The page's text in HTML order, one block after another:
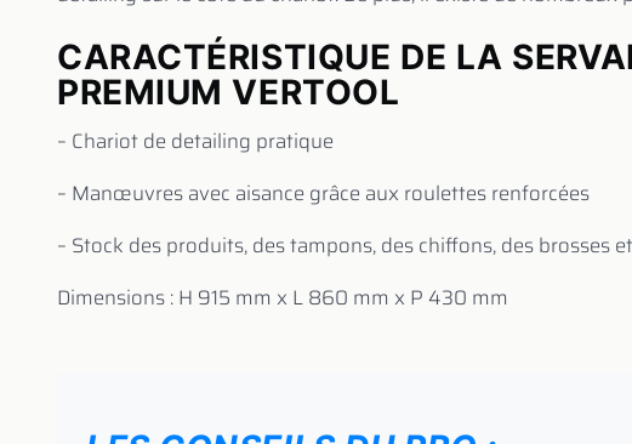
CARACTÉRISTIQUE DE LA
PREMIUM VERTOOL
– Chariot de detailing pratique
– Manœuvres avec aisance grâce aux roulettes renforcées
– Stock des produits, des tampons, des chiffons, des brosses
Dimensions : H 915 mm x L 860 mm x P 430 mm